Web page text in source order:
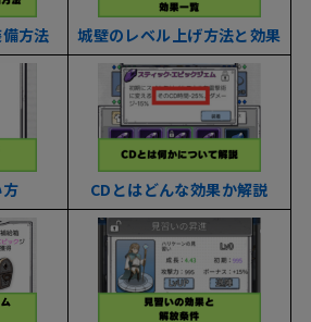
方法 城壁のレベル上げ方法と効果
CDとはどんな効果か解説